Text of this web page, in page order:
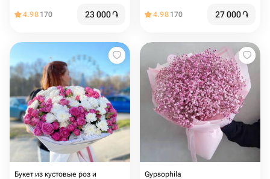
4.98 170 23 000֏ 4.98 170 27 000֏
Букет из кустовые роз и
Gypsophila